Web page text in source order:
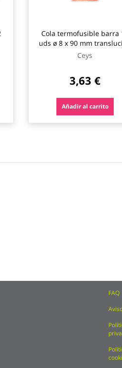
Cola termofusible barra
uds ø 8 x 90 mm
ceys
Ceys
3,63 €
Añadir al carrito
FAQ